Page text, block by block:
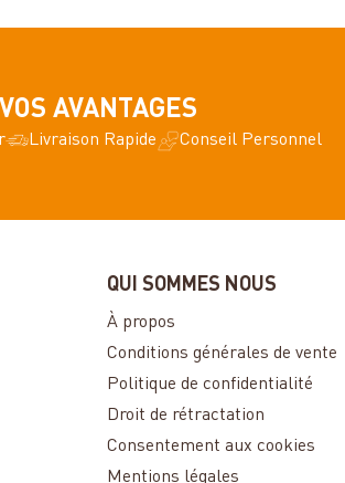
VOS AVANTAGES
Livraison Rapide Conseil Personnel
QUI SOMMES NOUS
À propos
Conditions générales de vente
Politique de confidentialité
Droit de rétractation
Consentement aux cookies
Mentions légales